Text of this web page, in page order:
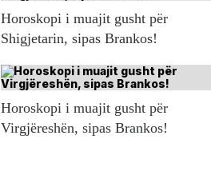
Horoskopi i muajit gusht për
Shigjetarin, sipas Brankos!
Horoskopi i muajit gusht për
Virgjëreshën, sipas Brankos!